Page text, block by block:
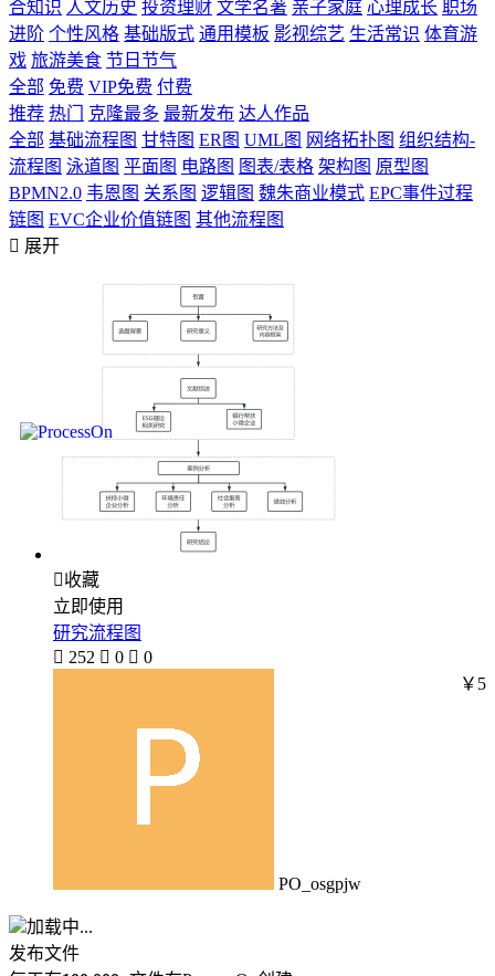
合知识 人文历史 投资理财 文学名著 亲子家庭 心理成长 职场
进阶 个性风格 基础版式 通用模板 影视综艺 生活常识 体育游
戏 旅游美食 节日节气
全部 免费 VIP免费 付费
推荐 热门 克隆最多 最新发布 达人作品
全部 基础流程图 甘特图 ER图 UML图 网络拓扑图 组织结构-
流程图 泳道图 平面图 电路图 图表/表格 架构图 原型图
BPMN2.0 韦恩图 关系图 逻辑图 魏朱商业模式 EPC事件过程
链图 EVC企业价值链图 其他流程图
 展开
收藏
立即使用
研究流程图
 252  0  0
PO_osgpjw
￥5
加载中...
发布文件